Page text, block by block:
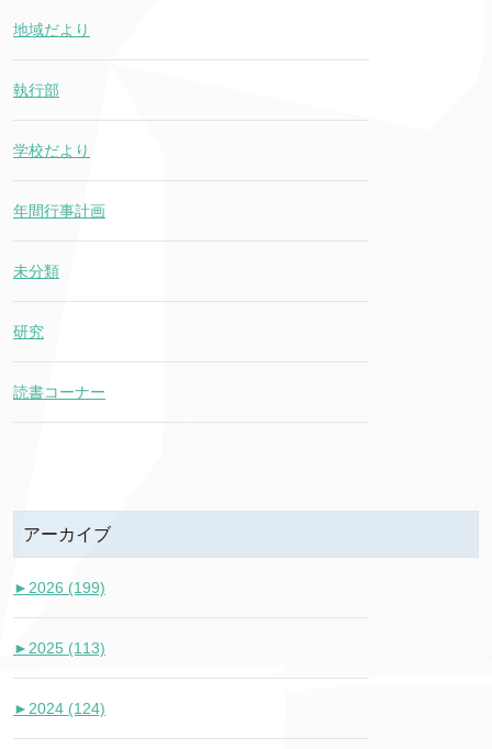
地域だより
執行部
学校だより
年間行事計画
未分類
研究
読書コーナー
アーカイブ
► 2026 (199)
► 2025 (113)
► 2024 (124)